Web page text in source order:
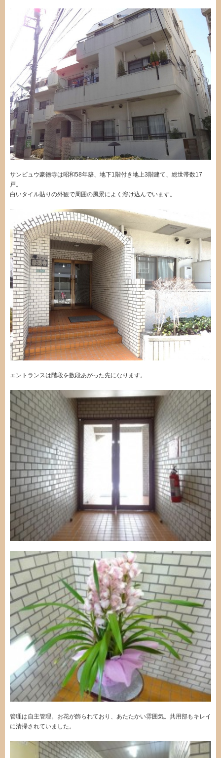
サンビュウ豪徳寺は昭和58年築、地下1階付き地上3階建て、総世帯数17
戸。
白いタイル貼りの外観で周囲の風景によく溶け込んでいます。
エントランスは階段を数段あがった先になります。
管理は自主管理。お花が飾られており、あたたかい雰囲気。共用部もキレイ
に清掃されていました。